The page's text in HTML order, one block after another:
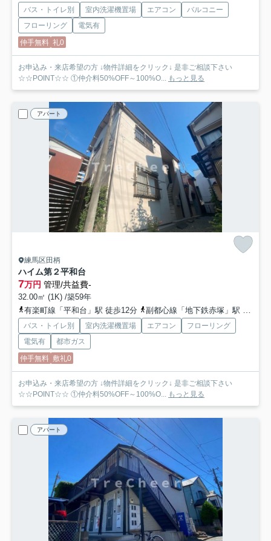
バス・トイレ別 室内洗濯機置場 エアコン
バルコニー
フローリング
電気有
仲手無料 礼0
お申込み・来店希望の方 ↓物件詳細をクリック↓ 是非ご相談下さい
☆☆POINT☆☆ ①仲介料50%OFF～100%O... もっと見る
アパート
練馬区田柄
ハイム第２平和台
7万円 管理/共益費-
32.00㎡ (1K) /築59年
有楽町線「平和台」駅 徒歩12分
副都心線「地下鉄赤塚」駅 徒歩13分
バス・トイレ別 室内洗濯機置場 エアコン
フローリング
電気有
都市ガス
仲手無料 敷礼0
お申込み・来店希望の方 ↓物件詳細をクリック↓ 是非ご相談下さい
☆☆POINT☆☆ ①仲介料50%OFF～100%O... もっと見る
アパート